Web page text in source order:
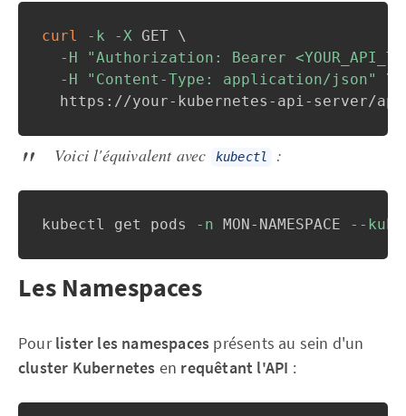
curl -k -X GET \
-H
"Authorization: Bearer
-H
"Content-Type: application/json"
\
https://your-kubernetes-api-server/
Voici l'équivalent avec kubectl :
kubectl get pods -n MON-NAMESPACE --
Les Namespaces
Pourlister les namespaces présents au sein d'un
cluster Kubernetes en requêtant l'API :